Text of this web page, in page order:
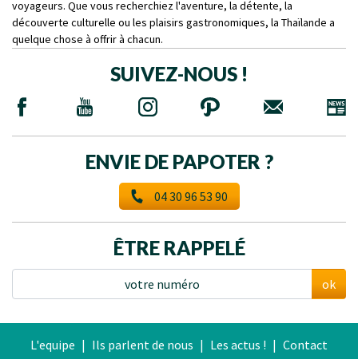
voyageurs. Que vous recherchiez l'aventure, la détente, la
découverte culturelle ou les plaisirs gastronomiques, la Thaïlande a
quelque chose à offrir à chacun.
SUIVEZ-NOUS !
ENVIE DE PAPOTER ?
04 30 96 53 90
ÊTRE RAPPELÉ
ok
L'equipe | Ils parlent de nous | Les actus ! | Contact